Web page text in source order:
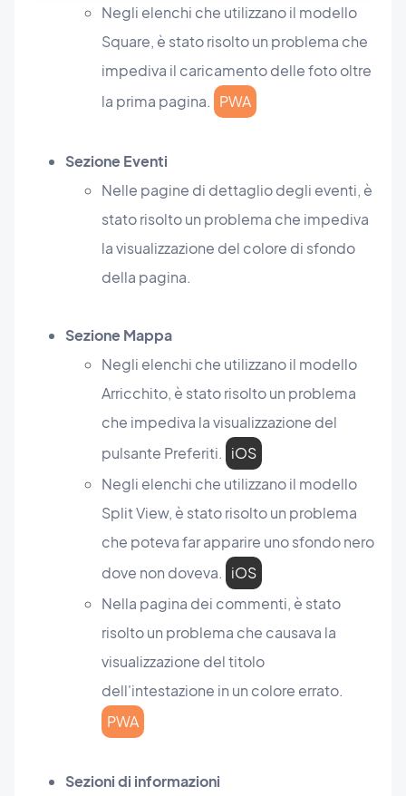
Negli elenchi che utilizzano il modello
Square, è stato risolto un problema che
impediva il caricamento delle foto oltre
la prima pagina. PWA
Sezione Eventi
Nelle pagine di dettaglio degli eventi, è
stato risolto un problema che impediva
la visualizzazione del colore di sfondo
della pagina.
Sezione Mappa
Negli elenchi che utilizzano il modello
Arricchito, è stato risolto un problema
che impediva la visualizzazione del
pulsante Preferiti. iOS
Negli elenchi che utilizzano il modello
Split View, è stato risolto un problema
che poteva far apparire uno sfondo nero
dove non doveva. iOS
Nella pagina dei commenti, è stato
risolto un problema che causava la
visualizzazione del titolo
dell'intestazione in un colore errato.
PWA
Sezioni di informazioni